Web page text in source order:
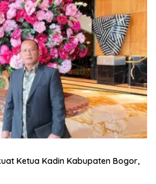
Ketua Kadin Kabupaten Bogor,